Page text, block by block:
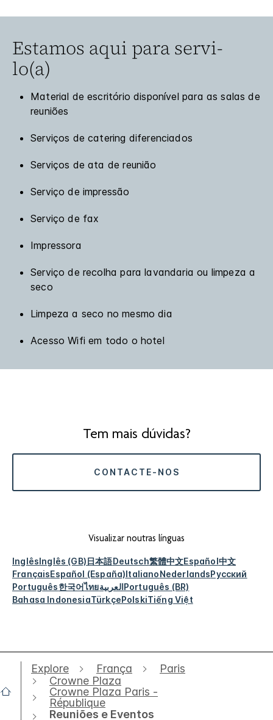
Estamos aqui para servi-
lo(a)
Material de escritório disponível para as salas de
reuniões
Serviços de catering diferenciados
Serviços de ata de reunião
Serviço de impressão
Serviço de fax
Impressora
Serviço de recolha para lavandaria ou limpeza a
seco
Limpeza a seco no mesmo dia
Acesso Wifi em todo o hotel
Tem mais dúvidas?
CONTACTE-NOS
Visualizar noutras línguas
InglêsInglês (GB)日本語Deutsch繁體中文Español中文
FrançaisEspañol (España)ItalianoNederlandsРусский
Português한국어ไทยالعربيةPortuguês (BR)
Bahasa IndonesiaTürkçePolskiTiếng Việt
Explore França
Paris
Crowne Plaza
Crowne Plaza Paris -
République
Reuniões e Eventos